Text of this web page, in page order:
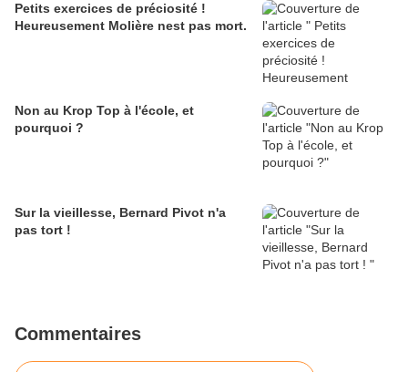
Petits exercices de préciosité !
Heureusement Molière nest pas mort.
Non au Krop Top à l'école, et
pourquoi ?
Sur la vieillesse, Bernard Pivot n'a
pas tort !
Commentaires